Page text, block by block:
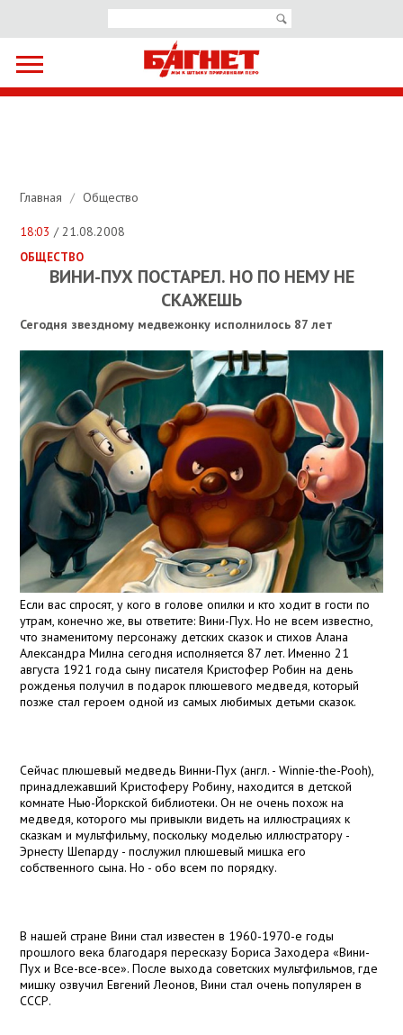
Главная / Общество
18:03 / 21.08.2008
ОБЩЕСТВО
ВИНИ-ПУХ ПОСТАРЕЛ. НО ПО НЕМУ НЕ
СКАЖЕШЬ
Сегодня звездному медвежонку исполнилось 87 лет
Если вас спросят, у кого в голове опилки и кто ходит в гости по
утрам, конечно же, вы ответите: Вини-Пух. Но не всем известно,
что знаменитому персонажу детских сказок и стихов Алана
Александра Милна сегодня исполняется 87 лет. Именно 21
августа 1921 года сыну писателя Кристофер Робин на день
рожденья получил в подарок плюшевого медведя, который
позже стал героем одной из самых любимых детьми сказок.
Сейчас плюшевый медведь Винни-Пух (англ. - Winnie-the-Pooh),
принадлежавший Кристоферу Робину, находится в детской
комнате Нью-Йоркской библиотеки. Он не очень похож на
медведя, которого мы привыкли видеть на иллюстрациях к
сказкам и мультфильму, поскольку моделью иллюстратору -
Эрнесту Шепарду - послужил плюшевый мишка его
собственного сына. Но - обо всем по порядку.
В нашей стране Вини стал известен в 1960-1970-е годы
прошлого века благодаря пересказу Бориса Заходера «Вини-
Пух и Все-все-все». После выхода советских мультфильмов, где
мишку озвучил Евгений Леонов, Вини стал очень популярен в
СССР.